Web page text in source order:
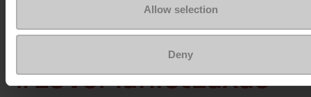
Allow selection
Deny
Tous nos looks portés
par notre
#LoveManietLuxus